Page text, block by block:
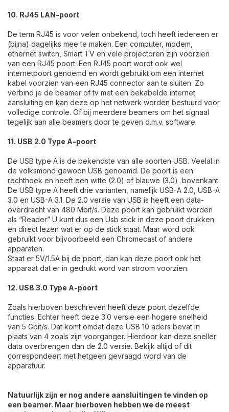
10. RJ45 LAN-poort
De term RJ45 is voor velen onbekend, toch heeft iedereen er
(bijna) dagelijks mee te maken. Een computer, modem,
ethernet switch, Smart TV en vele projectoren zijn voorzien
van een RJ45 poort. Een RJ45 poort wordt ook wel
internetpoort genoemd en wordt gebruikt om een internet
kabel voorzien van een RJ45 connector aan te sluiten. Zo
verbind je de beamer of tv met een bekabelde internet
aansluiting en kan deze op het netwerk worden bestuurd voor
volledige controle. Of bij meerdere beamers om het signaal
tegelijk aan alle beamers door te geven d.m.v. software.
11. USB 2.0 Type A-poort
De USB type A is de bekendste van alle soorten USB. Veelal in
de volksmond gewoon USB genoemd. De poort is een
rechthoek en heeft een witte (2.0) of blauwe (3.0) bovenkant.
De USB type A heeft drie varianten, namelijk USB-A 2.0, USB-A
3.0 en USB-A 3.1. De 2.0 versie van USB is heeft een data-
overdracht van 480 Mbit/s. Deze poort kan gebruikt worden
als “Reader” U kunt dus een Usb stick in deze poort drukken
en direct lezen wat er op de stick staat. Maar word ook
gebruikt voor bijvoorbeeld een Chromecast of andere
apparaten.
Staat er 5V/1.5A bij de poort, dan kan deze poort ook het
apparaat dat er in gedrukt word van stroom voorzien.
12. USB 3.0 Type A-poort
Zoals hierboven beschreven heeft deze poort dezelfde
functies. Echter heeft deze 3.0 versie een hogere snelheid
van 5 Gbit/s. Dat komt omdat deze USB 10 aders bevat in
plaats van 4 zoals zijn voorganger. Hierdoor kan deze sneller
data overbrengen dan de 2.0 versie. Bekijk altijd of dit
correspondeert met hetgeen gevraagd word van de
apparatuur.
Natuurlijk zijn er nog andere aansluitingen te vinden op
een beamer. Maar hierboven hebben we de meest